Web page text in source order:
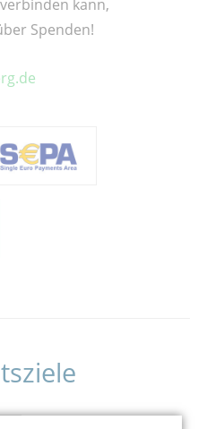
kann,
Spenden!